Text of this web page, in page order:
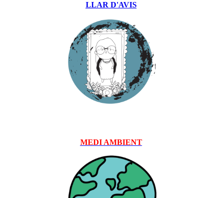
LLAR D'AVIS
MEDI AMBIENT